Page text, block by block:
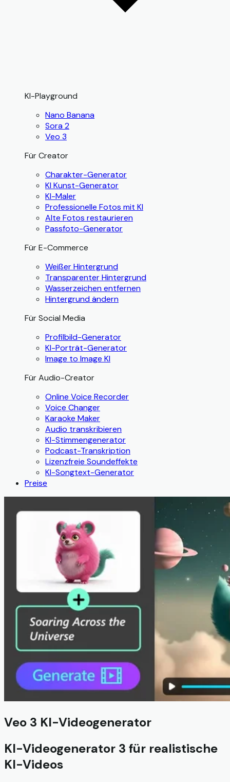
KI-Playground
Nano Banana
Sora 2
Veo 3
Für Creator
Charakter-Generator
KI Kunst-Generator
KI-Maler
Professionelle Fotos mit KI
Alte Fotos restaurieren
Passfoto-Generator
Für E-Commerce
Weißer Hintergrund
Transparenter Hintergrund
Wasserzeichen entfernen
Hintergrund ändern
Für Social Media
Profilbild-Generator
KI-Porträt-Generator
Image to Image KI
Für Audio-Creator
Online Voice Recorder
Voice Changer
Karaoke Maker
Audio transkribieren
KI-Stimmengenerator
Podcast-Transkription
Lizenzfreie Soundeffekte
KI-Songtext-Generator
Preise
Veo 3 KI-Videogenerator
KI-Videogenerator 3 für realistische
KI-Videos